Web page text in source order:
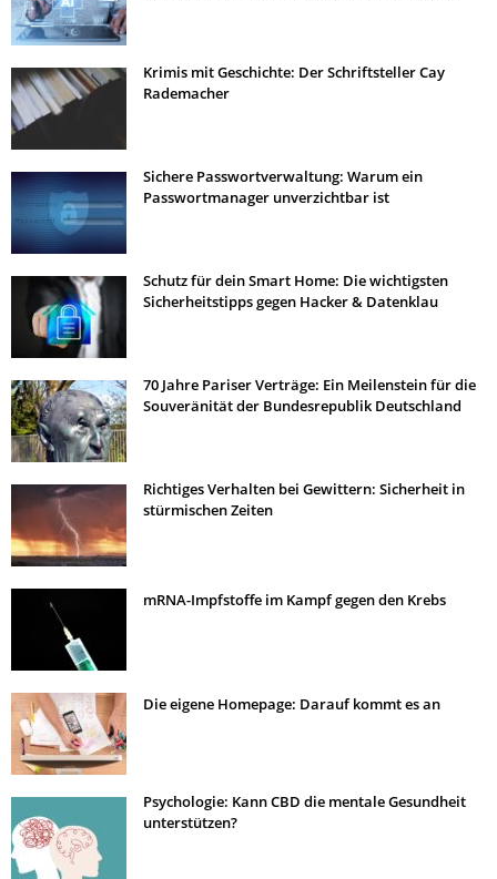
Krimis mit Geschichte: Der Schriftsteller Cay
Rademacher
Sichere Passwortverwaltung: Warum ein
Passwortmanager unverzichtbar ist
Schutz für dein Smart Home: Die wichtigsten
Sicherheitstipps gegen Hacker & Datenklau
70 Jahre Pariser Verträge: Ein Meilenstein für die
Souveränität der Bundesrepublik Deutschland
Richtiges Verhalten bei Gewittern: Sicherheit in
stürmischen Zeiten
mRNA-Impfstoffe im Kampf gegen den Krebs
Die eigene Homepage: Darauf kommt es an
Psychologie: Kann CBD die mentale Gesundheit
unterstützen?